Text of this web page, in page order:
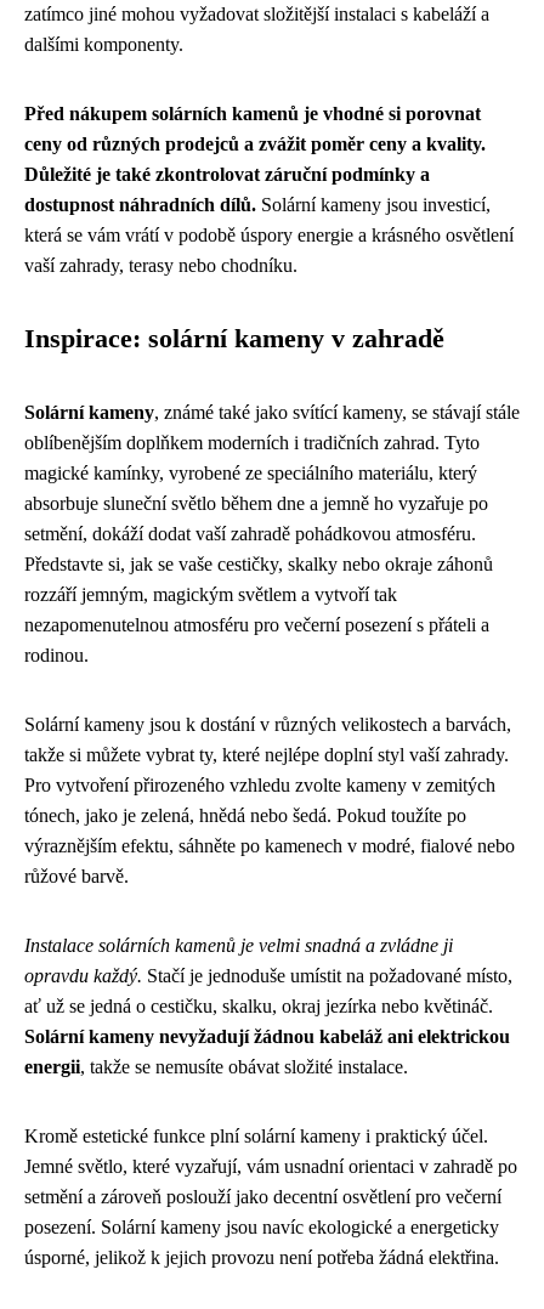
zatímco jiné mohou vyžadovat složitější instalaci s kabeláží a
dalšími komponenty.
Před nákupem solárních kamenů je vhodné si porovnat
ceny od různých prodejců a zvážit poměr ceny a kvality.
Důležité je také zkontrolovat záruční podmínky a
dostupnost náhradních dílů. Solární kameny jsou investicí,
která se vám vrátí v podobě úspory energie a krásného osvětlení
vaší zahrady, terasy nebo chodníku.
Inspirace: solární kameny v zahradě
Solární kameny, známé také jako svítící kameny, se stávají stále
oblíbenějším doplňkem moderních i tradičních zahrad. Tyto
magické kamínky, vyrobené ze speciálního materiálu, který
absorbuje sluneční světlo během dne a jemně ho vyzařuje po
setmění, dokáží dodat vaší zahradě pohádkovou atmosféru.
Představte si, jak se vaše cestičky, skalky nebo okraje záhonů
rozzáří jemným, magickým světlem a vytvoří tak
nezapomenutelnou atmosféru pro večerní posezení s přáteli a
rodinou.
Solární kameny jsou k dostání v různých velikostech a barvách,
takže si můžete vybrat ty, které nejlépe doplní styl vaší zahrady.
Pro vytvoření přirozeného vzhledu zvolte kameny v zemitých
tónech, jako je zelená, hnědá nebo šedá. Pokud toužíte po
výraznějším efektu, sáhněte po kamenech v modré, fialové nebo
růžové barvě.
Instalace solárních kamenů je velmi snadná a zvládne ji
opravdu každý. Stačí je jednoduše umístit na požadované místo,
ať už se jedná o cestičku, skalku, okraj jezírka nebo květináč.
Solární kameny nevyžadují žádnou kabeláž ani elektrickou
energii, takže se nemusíte obávat složité instalace.
Kromě estetické funkce plní solární kameny i praktický účel.
Jemné světlo, které vyzařují, vám usnadní orientaci v zahradě po
setmění a zároveň poslouží jako decentní osvětlení pro večerní
posezení. Solární kameny jsou navíc ekologické a energeticky
úsporné, jelikož k jejich provozu není potřeba žádná elektřina.